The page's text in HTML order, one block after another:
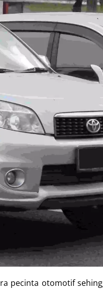
pecinta otomotif